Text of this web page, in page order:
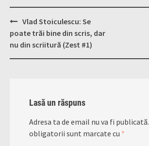
Post
navigation
Vlad Stoiculescu: Se
poate trăi bine din scris, dar
nu din scriitură (Zest #1)
Lasă un răspuns
Adresa ta de email nu va fi publicată.
obligatorii sunt marcate cu *